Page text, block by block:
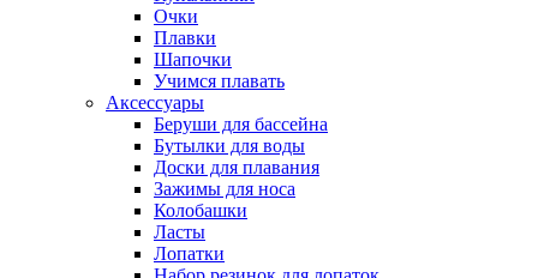
Очки
Плавки
Шапочки
Учимся плавать
Аксессуары
Беруши для бассейна
Бутылки для воды
Доски для плавания
Зажимы для носа
Колобашки
Ласты
Лопатки